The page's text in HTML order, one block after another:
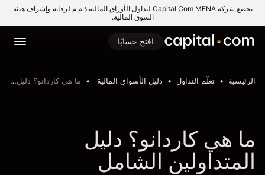
تخضع شركة Capital Com MENA لتداول الأوراق المالية ذ.م.م لرقابة وإشراف هيئة
السوق المالية.
افتح حسابًا
الرئيسية تعلّم التداول دليل الأسواق المالية ما هي كاردانو؟ دليل المتداولين الشامل
ما هي كاردانو؟ دليل
المتداولين الشامل